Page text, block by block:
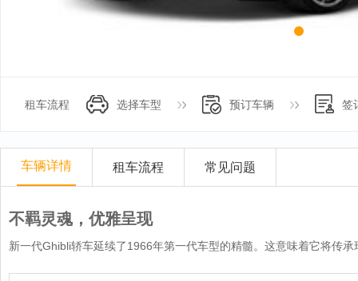
租车流程 选择车型 预订车辆 签
车辆详情 租车流程 常见问题
不羁灵魂，优雅呈现
新一代Ghibli轿车延续了1966年第一代车型的精髓。这意味着它将传